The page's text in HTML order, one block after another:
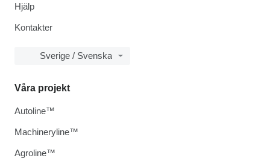
Hjälp
Kontakter
Sverige / Svenska
Våra projekt
Autoline™
Machineryline™
Agroline™